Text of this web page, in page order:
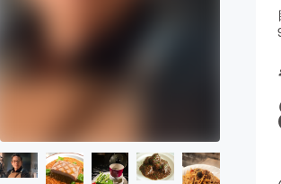
まちづくり・地域活性化
CAMPFIRE for Social Good
CAMPFIREふるさと納税